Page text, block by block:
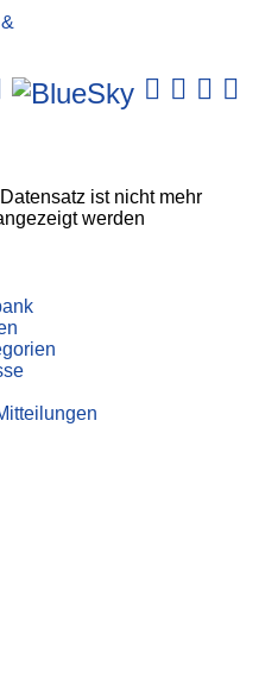
ist nicht mehr
werden